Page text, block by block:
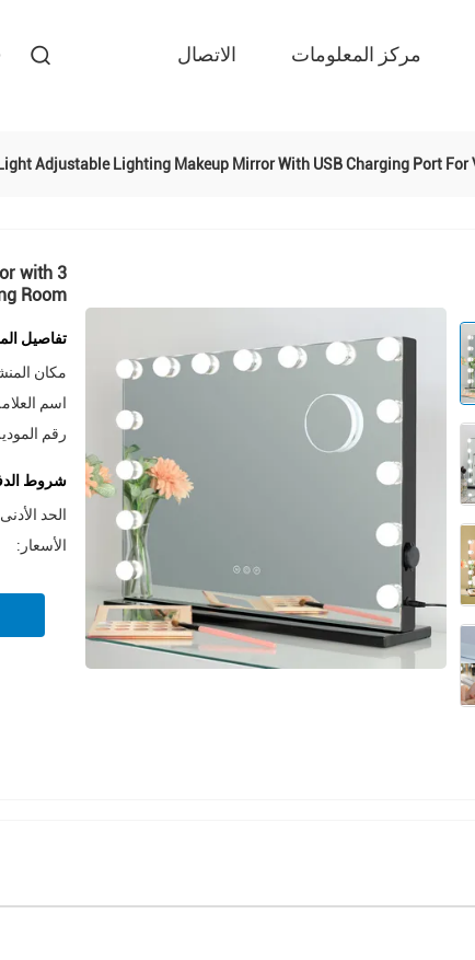
مركز المعلومات الاتصال
with
Room
تفاصيل
مكان
اسم
رقم
شروط
الحد
الأسعار: